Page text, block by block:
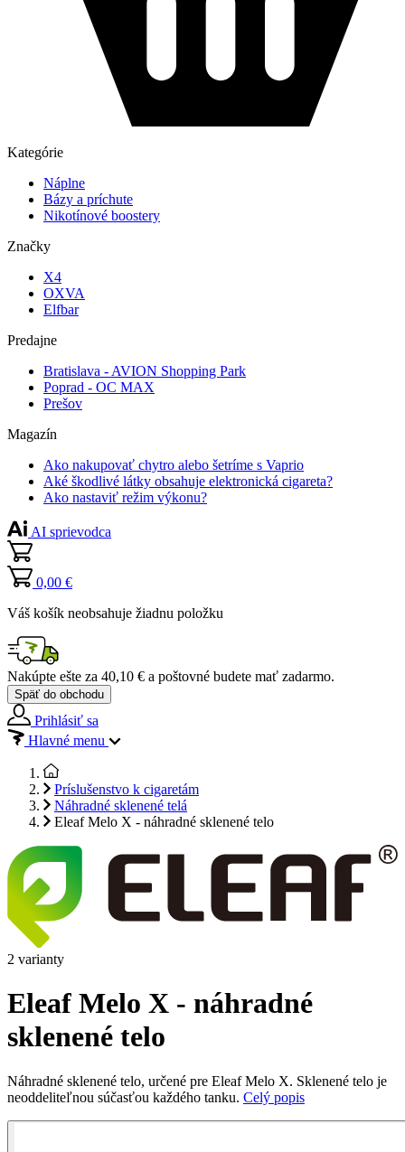
Kategórie
Náplne
Bázy a príchute
Nikotínové boostery
Značky
X4
OXVA
Elfbar
Predajne
Bratislava - AVION Shopping Park
Poprad - OC MAX
Prešov
Magazín
Ako nakupovať chytro alebo šetríme s Vaprio
Aké škodlivé látky obsahuje elektronická cigareta?
Ako nastaviť režim výkonu?
AI sprievodca
0,00 €
Váš košík neobsahuje žiadnu položku
Nakúpte ešte za 40,10 € a poštovné budete mať zadarmo.
Späť do obchodu
Prihlásiť sa
Hlavné menu
Príslušenstvo k cigaretám
Náhradné sklenené telá
Eleaf Melo X - náhradné sklenené telo
2 varianty
Eleaf Melo X - náhradné
sklenené telo
Náhradné sklenené telo, určené pre Eleaf Melo X. Sklenené telo je
neoddeliteľnou súčasťou každého tanku. Celý popis